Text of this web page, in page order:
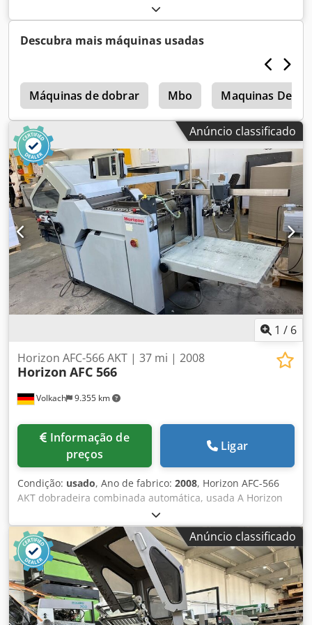
uso, 100% funcional, fornecido conforme fotos. Chedpfx
Agjx Eqp Hsgoa
Descubra mais máquinas usadas
Máquinas de dobrar Mbo Maquinas De
Anúncio classificado
1 / 6
Volkach 9.355 km
Horizon AFC-566 AKT | 37 mi | 2008
Horizon AFC 566
preços
Ligar
Condição: usado, Ano de fabrico: 2008, Horizon AFC-566
AKT dobradeira combinada automática, usada A Horizon
AFC-566AKT é uma dobradeira combinada automática
potente e versátil, ideal para a produção de brochuras,
encartes, produtos farmacêuticos e outros trabalhos
exigentes de dobra. Características especiais: - 6 bolsas de
dobra, 1 cruzeta e 2 bolsas de dobra após a cruzeta para
uma ampla variedade de padrões de dobra Chjdpfx
Agezpvzyogea - 17 padrões de dobra pré-programados,
facilmente selecionáveis através do grande painel
Anúncio classificado